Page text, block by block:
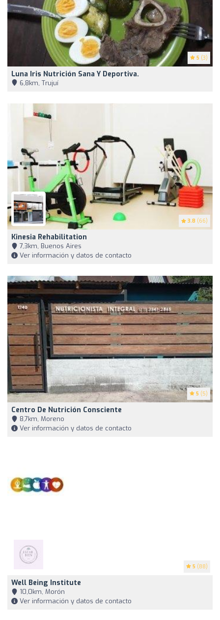
5 (3)
Luna Iris Nutrición Sana Y Deportiva.
6,8km, Trujuí
3.8 (66)
Kinesia Rehabilitation
7,3km, Buenos Aires
Ver información y datos de contacto
5 (5)
Centro De Nutrición Consciente
8,7km, Moreno
Ver información y datos de contacto
5 (88)
Well Being Institute
10,0km, Morón
Ver información y datos de contacto